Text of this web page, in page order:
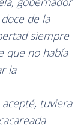
de la
siempre
que no había
la
tuviera